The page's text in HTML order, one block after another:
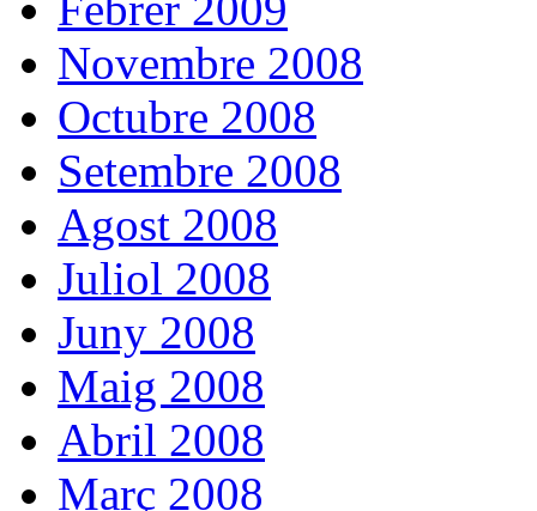
Novembre 2008
Octubre 2008
Setembre 2008
Agost 2008
Juliol 2008
Juny 2008
Maig 2008
Abril 2008
Març 2008